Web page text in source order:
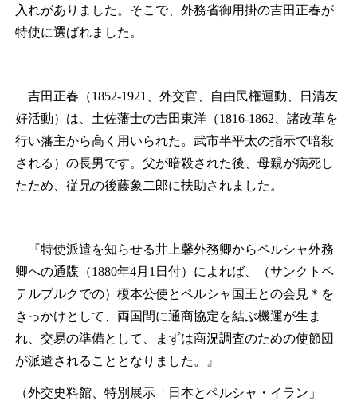
入れがありました。そこで、外務省御用掛の吉田正春が
特使に選ばれました。
吉田正春（1852-1921、外交官、自由民権運動、日清友
好活動）は、土佐藩士の吉田東洋（1816‐1862、諸改革を
行い藩主から高く用いられた。武市半平太の指示で暗殺
される）の長男です。父が暗殺された後、母親が病死し
たため、従兄の後藤象二郎に扶助されました。
『特使派遣を知らせる井上馨外務卿からペルシャ外務
卿への通牒（1880年4⽉1⽇付）によれば、（サンクトペ
テルブルクでの）榎本公使とペルシャ国王との会⾒ ＊ を
きっかけとして、両国間に通商協定を結ぶ機運が⽣ま
れ、交易の準備として、まずは商況調査のための使節団
が派遣されることとなりました。』
（外交史料館、特別展示「日本とペルシャ・イラン」